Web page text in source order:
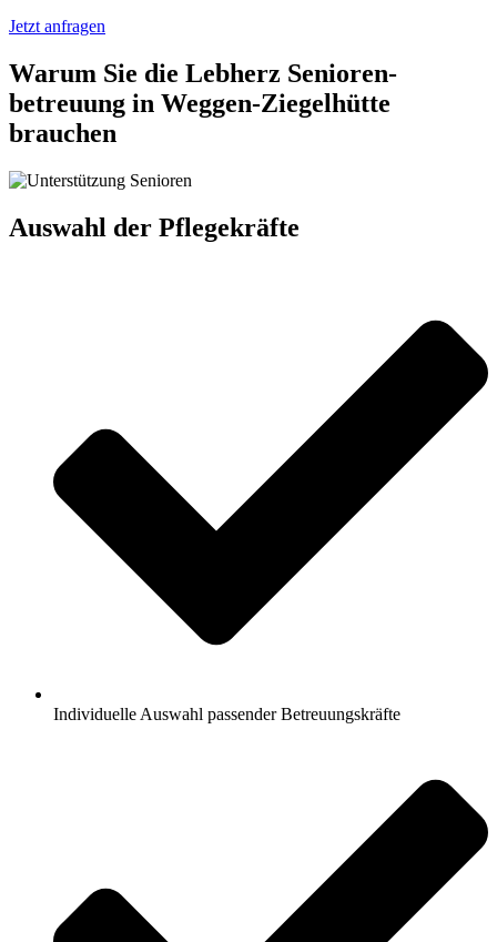
Jetzt anfragen
Warum Sie die Lebherz Senioren­
betreuung in Weggen-Ziegelhütte
brauchen
Auswahl der Pflegekräfte
Individuelle Auswahl passender Betreuungskräfte